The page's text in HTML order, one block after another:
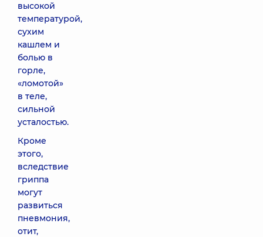
высокой
температурой,
сухим
кашлем и
болью в
горле,
«ломотой»
в теле,
сильной
усталостью.
Кроме
этого,
вследствие
гриппа
могут
развиться
пневмония,
отит,